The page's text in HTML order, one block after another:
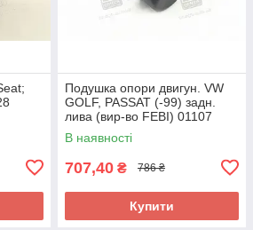
Подушка опори двигун. VW
GOLF, PASSAT (-99) задн.
лива (вир-во FEBI) 01107
UA58
В наявності
707,40 ₴ 786 ₴
Купити